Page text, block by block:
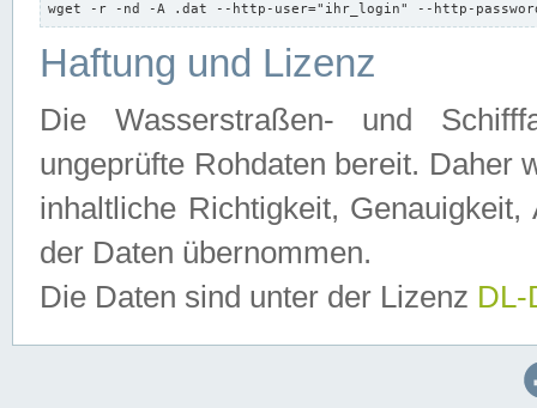
wget -r -nd -A .dat --http-user="ihr_login" --http-
Haftung und Lizenz
Die Wasserstraßen- und
ungeprüfte Rohdaten bereit. Daher
inhaltliche Richtigkeit,
der Daten übernommen.
Die Daten sind unter der Lizenz